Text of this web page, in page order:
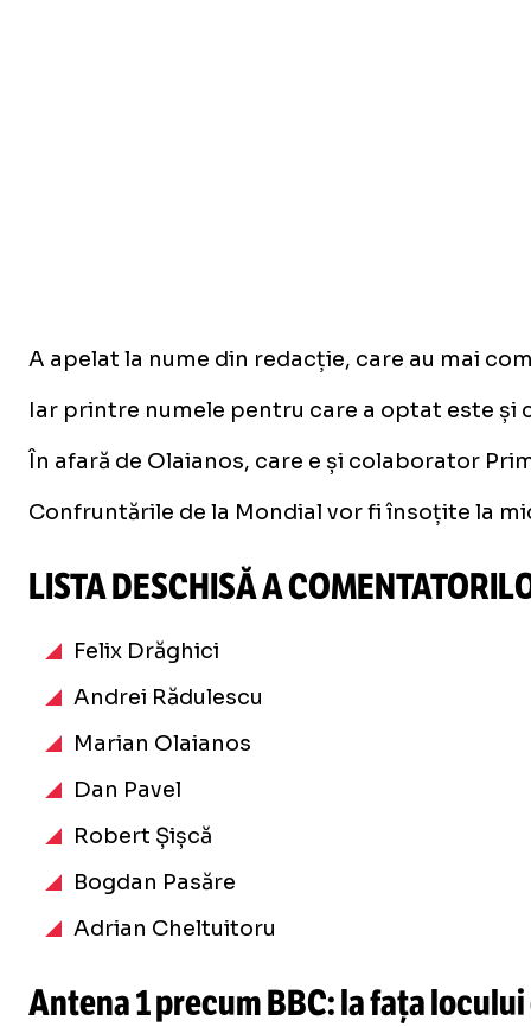
A apelat la nume din redacție, care au mai
Iar printre numele pentru care a optat este și
În afară de Olaianos, care e și colaborator
Confruntările de la Mondial vor fi însoțite la
LISTA DESCHISĂ A
Felix Drăghici
Andrei Rădulescu
Marian Olaianos
Dan Pavel
Robert Șișcă
Bogdan Pasăre
Adrian Cheltuitoru
Antena 1 precum BBC: la fața